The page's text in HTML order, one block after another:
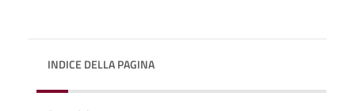
INDICE DELLA PAGINA